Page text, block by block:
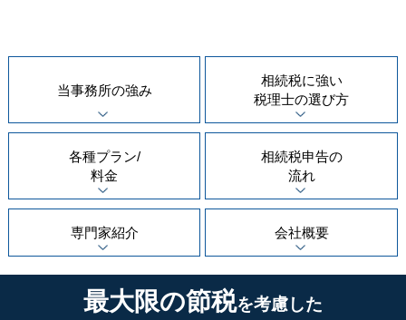
当事務所の強み
相続税に強い
税理士の選び方
各種プラン/
料金
相続税申告の
流れ
専門家紹介 会社概要
最大限の節税を考慮した